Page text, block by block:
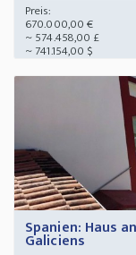
Preis:
670.000,00 €
~ 574.458,00 £
~ 741.154,00 $
Spanien: Haus
Galiciens